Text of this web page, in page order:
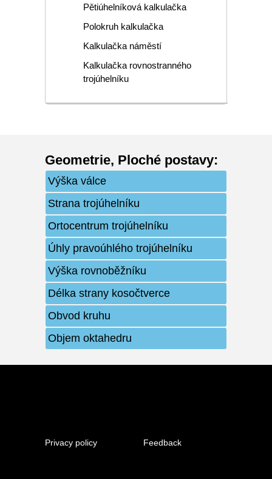
Pětiúhelníková kalkulačka
Polokruh kalkulačka
Kalkulačka náměstí
Kalkulačka rovnostranného
trojúhelníku
Geometrie, Ploché postavy:
Výška válce
Strana trojúhelníku
Ortocentrum trojúhelníku
Úhly pravoúhlého trojúhelníku
Výška rovnoběžníku
Délka strany kosočtverce
Obvod kruhu
Objem oktahedru
Privacy policy Feedback